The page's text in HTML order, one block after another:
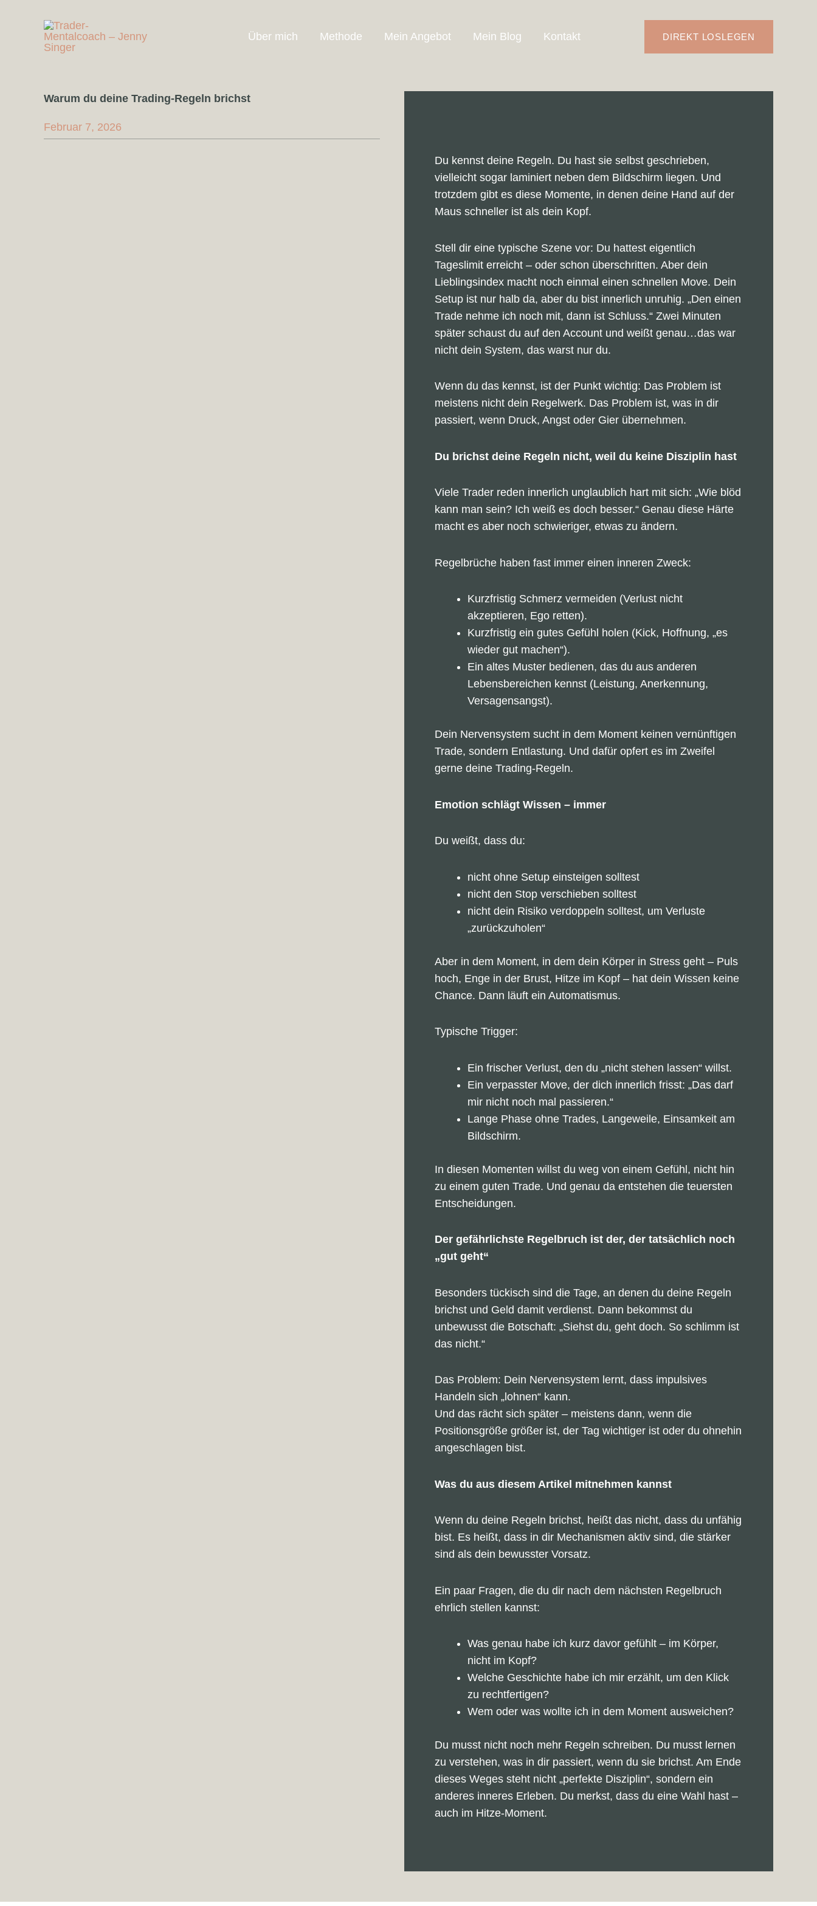
Über mich Methode Mein Angebot Mein Blog Kontakt DIREKT LOSLEGEN
Warum du deine Trading-Regeln brichst
Februar 7, 2026
Du kennst deine Regeln. Du hast sie selbst geschrieben,
vielleicht sogar laminiert neben dem Bildschirm liegen. Und
trotzdem gibt es diese Momente, in denen deine Hand auf der
Maus schneller ist als dein Kopf.
Stell dir eine typische Szene vor: Du hattest eigentlich
Tageslimit erreicht – oder schon überschritten. Aber dein
Lieblingsindex macht noch einmal einen schnellen Move. Dein
Setup ist nur halb da, aber du bist innerlich unruhig. „Den einen
Trade nehme ich noch mit, dann ist Schluss.“ Zwei Minuten
später schaust du auf den Account und weißt genau…das war
nicht dein System, das warst nur du.
Wenn du das kennst, ist der Punkt wichtig: Das Problem ist
meistens nicht dein Regelwerk. Das Problem ist, was in dir
passiert, wenn Druck, Angst oder Gier übernehmen.
Du brichst deine Regeln nicht, weil du keine Disziplin hast
Viele Trader reden innerlich unglaublich hart mit sich: „Wie blöd
kann man sein? Ich weiß es doch besser.“ Genau diese Härte
macht es aber noch schwieriger, etwas zu ändern.
Regelbrüche haben fast immer einen inneren Zweck:
Kurzfristig Schmerz vermeiden (Verlust nicht
akzeptieren, Ego retten).
Kurzfristig ein gutes Gefühl holen (Kick, Hoffnung, „es
wieder gut machen“).
Ein altes Muster bedienen, das du aus anderen
Lebensbereichen kennst (Leistung, Anerkennung,
Versagensangst).
Dein Nervensystem sucht in dem Moment keinen vernünftigen
Trade, sondern Entlastung. Und dafür opfert es im Zweifel
gerne deine Trading-Regeln.
Emotion schlägt Wissen – immer
Du weißt, dass du:
nicht ohne Setup einsteigen solltest
nicht den Stop verschieben solltest
nicht dein Risiko verdoppeln solltest, um Verluste
„zurückzuholen“
Aber in dem Moment, in dem dein Körper in Stress geht – Puls
hoch, Enge in der Brust, Hitze im Kopf – hat dein Wissen keine
Chance. Dann läuft ein Automatismus.
Typische Trigger:
Ein frischer Verlust, den du „nicht stehen lassen“ willst.
Ein verpasster Move, der dich innerlich frisst: „Das darf
mir nicht noch mal passieren.“
Lange Phase ohne Trades, Langeweile, Einsamkeit am
Bildschirm.
In diesen Momenten willst du weg von einem Gefühl, nicht hin
zu einem guten Trade. Und genau da entstehen die teuersten
Entscheidungen.
Der gefährlichste Regelbruch ist der, der tatsächlich noch
„gut geht“
Besonders tückisch sind die Tage, an denen du deine Regeln
brichst und Geld damit verdienst. Dann bekommst du
unbewusst die Botschaft: „Siehst du, geht doch. So schlimm ist
das nicht.“
Das Problem: Dein Nervensystem lernt, dass impulsives
Handeln sich „lohnen“ kann.
Und das rächt sich später – meistens dann, wenn die
Positionsgröße größer ist, der Tag wichtiger ist oder du ohnehin
angeschlagen bist.
Was du aus diesem Artikel mitnehmen kannst
Wenn du deine Regeln brichst, heißt das nicht, dass du unfähig
bist. Es heißt, dass in dir Mechanismen aktiv sind, die stärker
sind als dein bewusster Vorsatz.
Ein paar Fragen, die du dir nach dem nächsten Regelbruch
ehrlich stellen kannst:
Was genau habe ich kurz davor gefühlt – im Körper,
nicht im Kopf?
Welche Geschichte habe ich mir erzählt, um den Klick
zu rechtfertigen?
Wem oder was wollte ich in dem Moment ausweichen?
Du musst nicht noch mehr Regeln schreiben. Du musst lernen
zu verstehen, was in dir passiert, wenn du sie brichst. Am Ende
dieses Weges steht nicht „perfekte Disziplin“, sondern ein
anderes inneres Erleben. Du merkst, dass du eine Wahl hast –
auch im Hitze-Moment.